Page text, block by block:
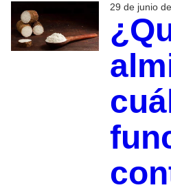
29 de junio